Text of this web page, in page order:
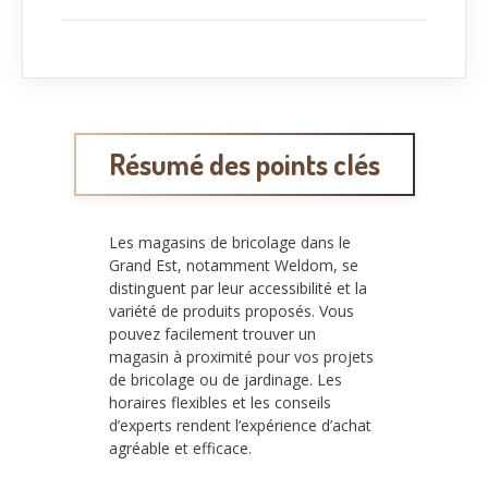
Résumé des points clés
Les magasins de bricolage dans le
Grand Est, notamment Weldom, se
distinguent par leur accessibilité et la
variété de produits proposés. Vous
pouvez facilement trouver un
magasin à proximité pour vos projets
de bricolage ou de jardinage. Les
horaires flexibles et les conseils
d’experts rendent l’expérience d’achat
agréable et efficace.